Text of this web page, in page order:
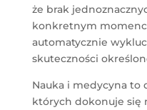
że brak
konkretnym
automatycznie
skuteczności
Nauka i medycyna to
których dokonuje się